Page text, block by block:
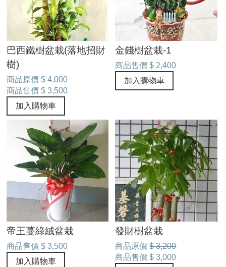
巴西鐵樹盆栽(落地招財
樹)
商品原價 $ 4,000
商品售價 $ 3,500
加入購物車
金錢樹盆栽-1
商品售價 $ 2,400
加入購物車
帝王蔓綠絨盆栽
商品售價 $ 3,500
加入購物車
發財樹盆栽
商品原價 $ 3,200
商品售價 $ 3,000